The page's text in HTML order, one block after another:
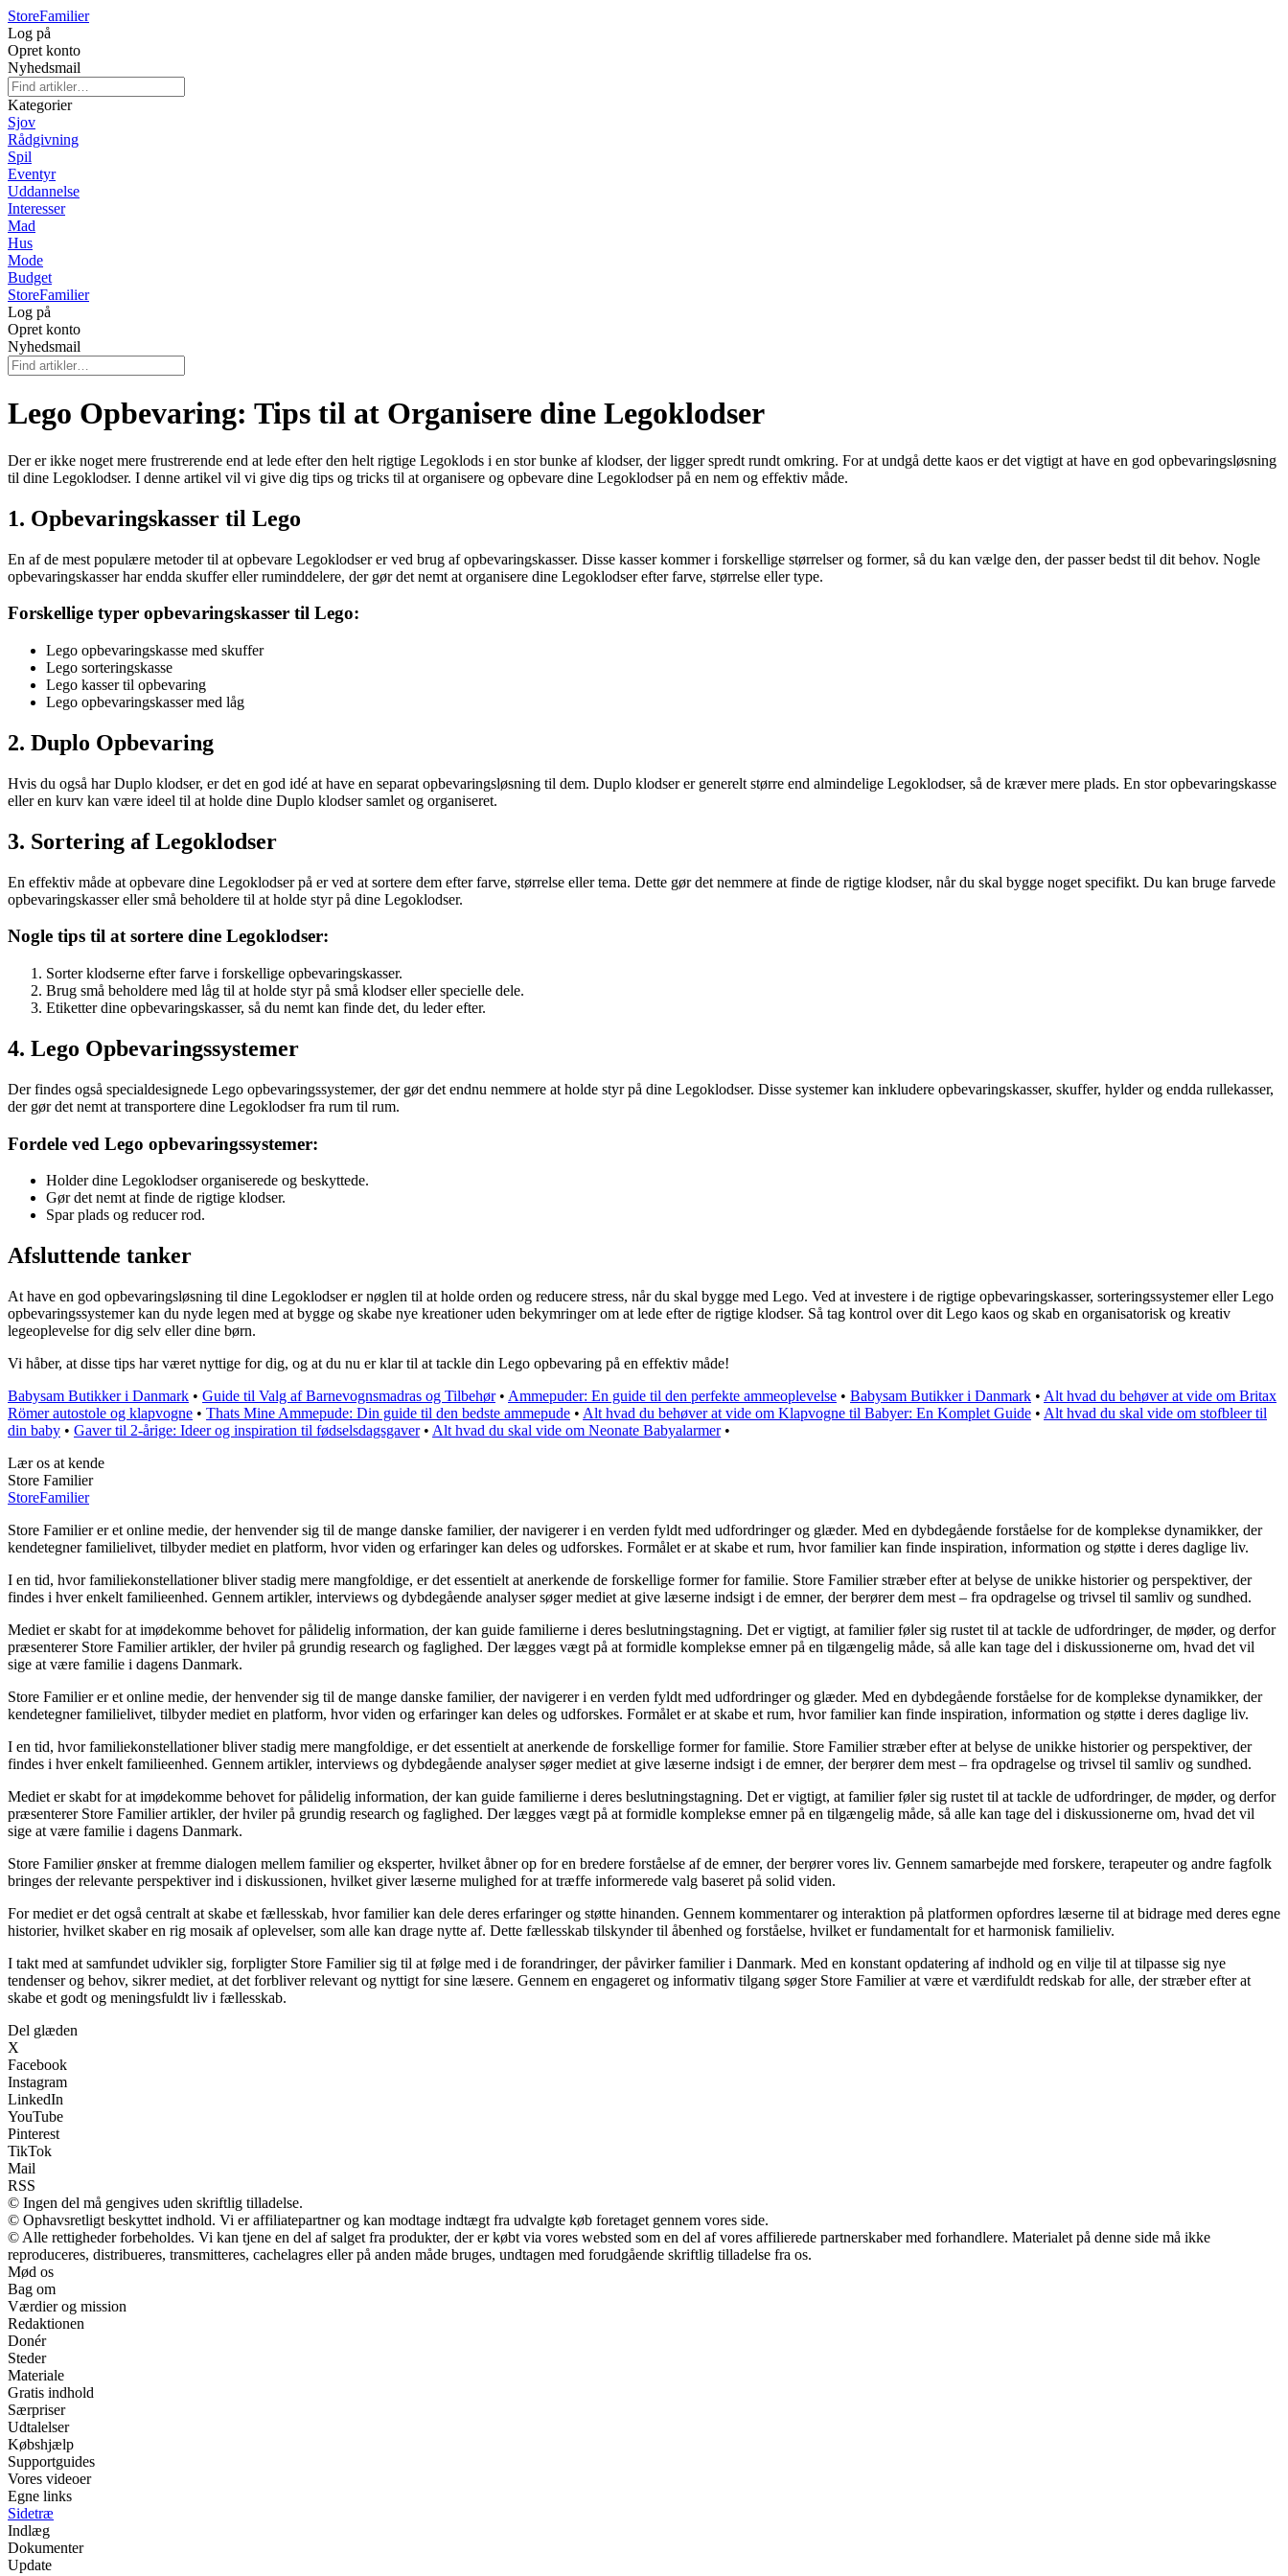
StoreFamilier
Log på
Opret konto
Nyhedsmail
Kategorier
Sjov
Rådgivning
Spil
Eventyr
Uddannelse
Interesser
Mad
Hus
Mode
Budget
StoreFamilier
Log på
Opret konto
Nyhedsmail
Lego Opbevaring: Tips til at Organisere dine Legoklodser
Der er ikke noget mere frustrerende end at lede efter den helt rigtige Legoklods i en stor bunke af klodser, der ligger spredt rundt omkring. For at undgå dette kaos er det vigtigt at have en god opbevaringsløsning
til dine Legoklodser. I denne artikel vil vi give dig tips og tricks til at organisere og opbevare dine Legoklodser på en nem og effektiv måde.
1. Opbevaringskasser til Lego
En af de mest populære metoder til at opbevare Legoklodser er ved brug af opbevaringskasser. Disse kasser kommer i forskellige størrelser og former, så du kan vælge den, der passer bedst til dit behov. Nogle
opbevaringskasser har endda skuffer eller ruminddelere, der gør det nemt at organisere dine Legoklodser efter farve, størrelse eller type.
Forskellige typer opbevaringskasser til Lego:
Lego opbevaringskasse med skuffer
Lego sorteringskasse
Lego kasser til opbevaring
Lego opbevaringskasser med låg
2. Duplo Opbevaring
Hvis du også har Duplo klodser, er det en god idé at have en separat opbevaringsløsning til dem. Duplo klodser er generelt større end almindelige Legoklodser, så de kræver mere plads. En stor opbevaringskasse
eller en kurv kan være ideel til at holde dine Duplo klodser samlet og organiseret.
3. Sortering af Legoklodser
En effektiv måde at opbevare dine Legoklodser på er ved at sortere dem efter farve, størrelse eller tema. Dette gør det nemmere at finde de rigtige klodser, når du skal bygge noget specifikt. Du kan bruge farvede
opbevaringskasser eller små beholdere til at holde styr på dine Legoklodser.
Nogle tips til at sortere dine Legoklodser:
Sorter klodserne efter farve i forskellige opbevaringskasser.
Brug små beholdere med låg til at holde styr på små klodser eller specielle dele.
Etiketter dine opbevaringskasser, så du nemt kan finde det, du leder efter.
4. Lego Opbevaringssystemer
Der findes også specialdesignede Lego opbevaringssystemer, der gør det endnu nemmere at holde styr på dine Legoklodser. Disse systemer kan inkludere opbevaringskasser, skuffer, hylder og endda rullekasser,
der gør det nemt at transportere dine Legoklodser fra rum til rum.
Fordele ved Lego opbevaringssystemer:
Holder dine Legoklodser organiserede og beskyttede.
Gør det nemt at finde de rigtige klodser.
Spar plads og reducer rod.
Afsluttende tanker
At have en god opbevaringsløsning til dine Legoklodser er nøglen til at holde orden og reducere stress, når du skal bygge med Lego. Ved at investere i de rigtige opbevaringskasser, sorteringssystemer eller Lego
opbevaringssystemer kan du nyde legen med at bygge og skabe nye kreationer uden bekymringer om at lede efter de rigtige klodser. Så tag kontrol over dit Lego kaos og skab en organisatorisk og kreativ
legeoplevelse for dig selv eller dine børn.
Vi håber, at disse tips har været nyttige for dig, og at du nu er klar til at tackle din Lego opbevaring på en effektiv måde!
Babysam Butikker i Danmark • Guide til Valg af Barnevognsmadras og Tilbehør• Ammepuder: En guide til den perfekte ammeoplevelse • Babysam Butikker i Danmark • Alt hvad du behøver at vide om Britax
Römer autostole og klapvogne • Thats Mine Ammepude: Din guide til den bedste ammepude • Alt hvad du behøver at vide om Klapvogne til Babyer: En Komplet Guide • Alt hvad du skal vide om stofbleer til
din baby • Gaver til 2-årige: Ideer og inspiration til fødselsdagsgaver• Alt hvad du skal vide om Neonate Babyalarmer•
Lær os at kende
Store Familier
StoreFamilier
Store Familier er et online medie, der henvender sig til de mange danske familier, der navigerer i en verden fyldt med udfordringer og glæder. Med en dybdegående forståelse for de komplekse dynamikker, der
kendetegner familielivet, tilbyder mediet en platform, hvor viden og erfaringer kan deles og udforskes. Formålet er at skabe et rum, hvor familier kan finde inspiration, information og støtte i deres daglige liv.
I en tid, hvor familiekonstellationer bliver stadig mere mangfoldige, er det essentielt at anerkende de forskellige former for familie. Store Familier stræber efter at belyse de unikke historier og perspektiver, der
findes i hver enkelt familieenhed. Gennem artikler, interviews og dybdegående analyser søger mediet at give læserne indsigt i de emner, der berører dem mest – fra opdragelse og trivsel til samliv og sundhed.
Mediet er skabt for at imødekomme behovet for pålidelig information, der kan guide familierne i deres beslutningstagning. Det er vigtigt, at familier føler sig rustet til at tackle de udfordringer, de møder, og derfor
præsenterer Store Familier artikler, der hviler på grundig research og faglighed. Der lægges vægt på at formidle komplekse emner på en tilgængelig måde, så alle kan tage del i diskussionerne om, hvad det vil
sige at være familie i dagens Danmark.
Store Familier er et online medie, der henvender sig til de mange danske familier, der navigerer i en verden fyldt med udfordringer og glæder. Med en dybdegående forståelse for de komplekse dynamikker, der
kendetegner familielivet, tilbyder mediet en platform, hvor viden og erfaringer kan deles og udforskes. Formålet er at skabe et rum, hvor familier kan finde inspiration, information og støtte i deres daglige liv.
I en tid, hvor familiekonstellationer bliver stadig mere mangfoldige, er det essentielt at anerkende de forskellige former for familie. Store Familier stræber efter at belyse de unikke historier og perspektiver, der
findes i hver enkelt familieenhed. Gennem artikler, interviews og dybdegående analyser søger mediet at give læserne indsigt i de emner, der berører dem mest – fra opdragelse og trivsel til samliv og sundhed.
Mediet er skabt for at imødekomme behovet for pålidelig information, der kan guide familierne i deres beslutningstagning. Det er vigtigt, at familier føler sig rustet til at tackle de udfordringer, de møder, og derfor
præsenterer Store Familier artikler, der hviler på grundig research og faglighed. Der lægges vægt på at formidle komplekse emner på en tilgængelig måde, så alle kan tage del i diskussionerne om, hvad det vil
sige at være familie i dagens Danmark.
Store Familier ønsker at fremme dialogen mellem familier og eksperter, hvilket åbner op for en bredere forståelse af de emner, der berører vores liv. Gennem samarbejde med forskere, terapeuter og andre fagfolk
bringes der relevante perspektiver ind i diskussionen, hvilket giver læserne mulighed for at træffe informerede valg baseret på solid viden.
For mediet er det også centralt at skabe et fællesskab, hvor familier kan dele deres erfaringer og støtte hinanden. Gennem kommentarer og interaktion på platformen opfordres læserne til at bidrage med deres egne
historier, hvilket skaber en rig mosaik af oplevelser, som alle kan drage nytte af. Dette fællesskab tilskynder til åbenhed og forståelse, hvilket er fundamentalt for et harmonisk familieliv.
I takt med at samfundet udvikler sig, forpligter Store Familier sig til at følge med i de forandringer, der påvirker familier i Danmark. Med en konstant opdatering af indhold og en vilje til at tilpasse sig nye
tendenser og behov, sikrer mediet, at det forbliver relevant og nyttigt for sine læsere. Gennem en engageret og informativ tilgang søger Store Familier at være et værdifuldt redskab for alle, der stræber efter at
skabe et godt og meningsfuldt liv i fællesskab.
Del glæden
X
Facebook
Instagram
LinkedIn
YouTube
Pinterest
TikTok
Mail
RSS
© Ingen del må gengives uden skriftlig tilladelse.
© Ophavsretligt beskyttet indhold. Vi er affiliatepartner og kan modtage indtægt fra udvalgte køb foretaget gennem vores side.
© Alle rettigheder forbeholdes. Vi kan tjene en del af salget fra produkter, der er købt via vores websted som en del af vores affilierede partnerskaber med forhandlere. Materialet på denne side må ikke
reproduceres, distribueres, transmitteres, cachelagres eller på anden måde bruges, undtagen med forudgående skriftlig tilladelse fra os.
Mød os
Bag om
Værdier og mission
Redaktionen
Donér
Steder
Materiale
Gratis indhold
Særpriser
Udtalelser
Købshjælp
Supportguides
Vores videoer
Egne links
Sidetræ
Indlæg
Dokumenter
Update